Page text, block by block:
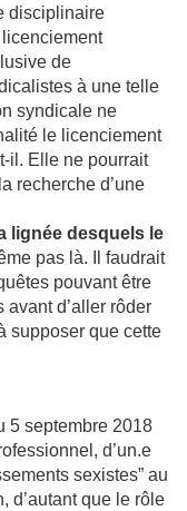
disciplinaire
de
à une telle
syndicale ne
le licenciement
il. Elle ne pourrait
recherche d’une
lignée desquels le
pas là. Il faudrait
pouvant être
d’aller rôder
supposer que cette
5 septembre 2018
d’un.e
sexistes” au
d’autant que le rôle